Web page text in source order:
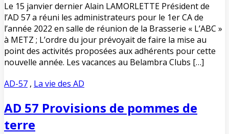
Le 15 janvier dernier Alain LAMORLETTE Président de
l’AD 57 a réuni les administrateurs pour le 1er CA de
l’année 2022 en salle de réunion de la Brasserie « L’ABC »
à METZ ; L’ordre du jour prévoyait de faire la mise au
point des activités proposées aux adhérents pour cette
nouvelle année. Les vacances au Belambra Clubs […]
AD-57 , La vie des AD
AD 57 Provisions de pommes de
terre